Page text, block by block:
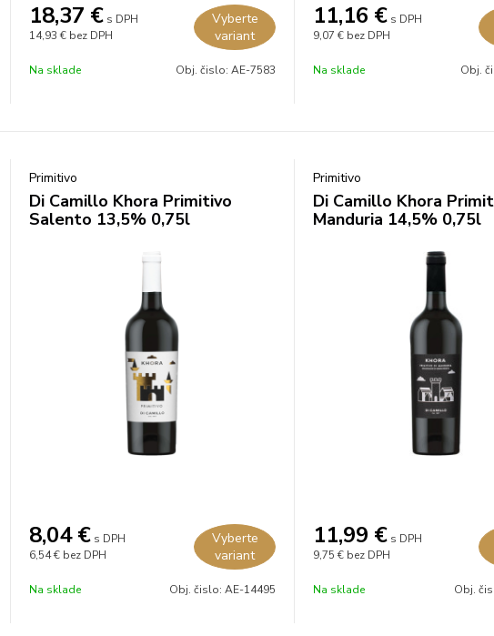
18,37 € s DPH
14,93 € bez DPH
Vyberte
variant
Na sklade Obj. čislo: AE-7583
11,16 € s DPH
9,07 € bez DPH
Na sklade Obj.
Primitivo
Di Camillo Khora Primitivo
Salento 13,5% 0,75l
8,04 € s DPH
6,54 € bez DPH
Vyberte
variant
Na sklade Obj. čislo: AE-14495
Primitivo
Di Camillo Khora
Manduria 14,5% 0,75l
11,99 € s DPH
9,75 € bez DPH
Na sklade Obj.